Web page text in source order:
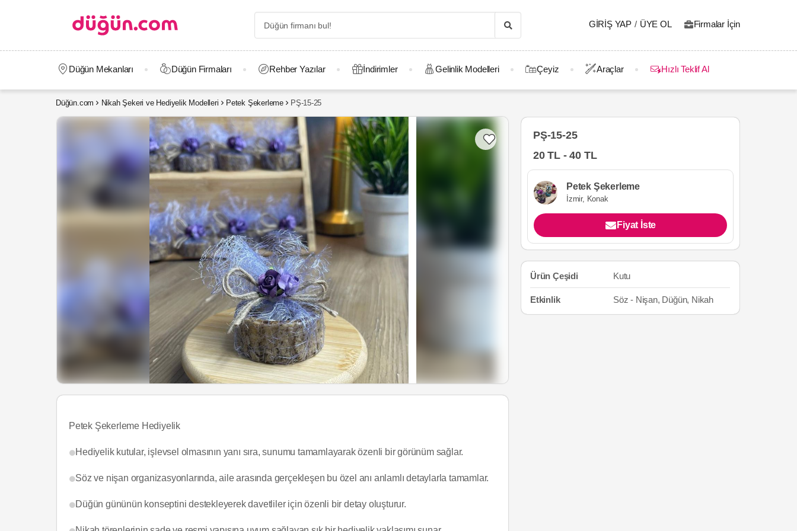
GIRIŞ YAP / ÜYE OL Firmalar İçin
Düğün Mekanları Düğün Firmaları Rehber Yazılar İndirimler Gelinlik Modelleri Çeyiz Araçlar Hızlı Teklif Al
Düğün.com Nikah Şekeri ve Hediyelik Modelleri Petek Şekerleme PŞ-15-25
Petek Şekerleme Hediyelik
Hediyelik kutular, işlevsel olmasının yanı sıra, sunumu tamamlayarak özenli bir görünüm sağlar.
Söz ve nişan organizasyonlarında, aile arasında gerçekleşen bu özel anı anlamlı detaylarla tamamlar.
Düğün gününün konseptini destekleyerek davetliler için özenli bir detay oluşturur.
PŞ-15-25
20 TL - 40 TL
Petek Şekerleme
İzmir, Konak
Fiyat İste
Ürün Çeşidi Kutu
Etkinlik Söz - Nişan, Düğün, Nikah